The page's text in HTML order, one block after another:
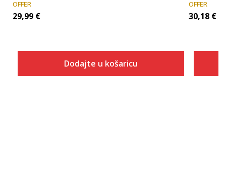
OFFER
29,99 €
Dodajte u košaricu
OFFER
30,18 €